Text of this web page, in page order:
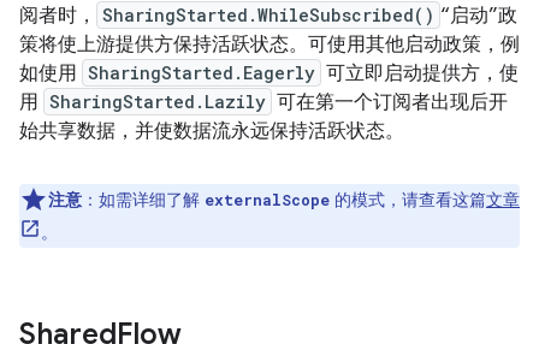
阅者时，
SharingStarted.WhileSubscribed() “启动”政
策将使上游提供方保持活跃状态。可使用其他启动政策，例
如使用 SharingStarted.Eagerly 可立即启动提供方，使
用 SharingStarted.Lazily 可在第一个订阅者出现后开
始共享数据，并使数据流永远保持活跃状态。
注意 ：如需详细了解 externalScope 的模式，请查看这篇文章
。
SharedFlow